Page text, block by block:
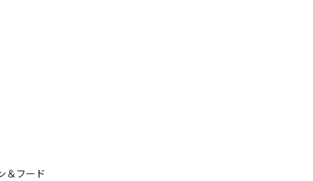
＆フード